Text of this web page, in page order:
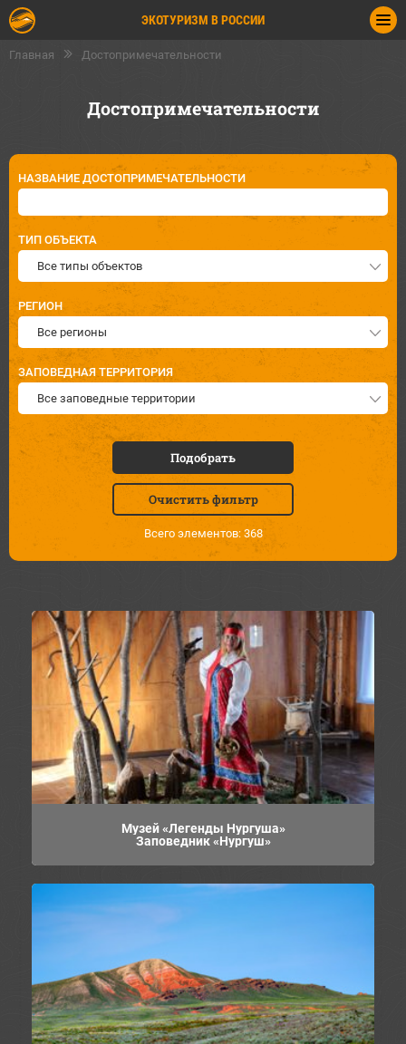
ЭКОТУРИЗМ В РОССИИ
Главная Достопримечательности
Достопримечательности
НАЗВАНИЕ ДОСТОПРИМЕЧАТЕЛЬНОСТИ
ТИП ОБЪЕКТА
Все типы объектов
РЕГИОН
Все регионы
ЗАПОВЕДНАЯ ТЕРРИТОРИЯ
Все заповедные территории
Подобрать
Очистить фильтр
Всего элементов: 368
Музей «Легенды Нургуша»
Заповедник «Нургуш»